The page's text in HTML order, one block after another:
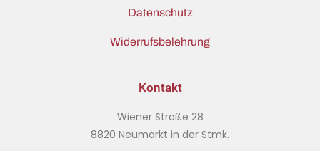
Datenschutz
Widerrufsbelehrung
Kontakt
Wiener Straße 28
8820 Neumarkt in der Stmk.